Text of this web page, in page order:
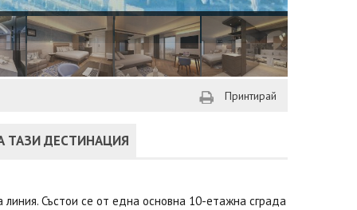
Принтирай
ТАЗИ ДЕСТИНАЦИЯ
Състои се от една основна 10-етажна сграда